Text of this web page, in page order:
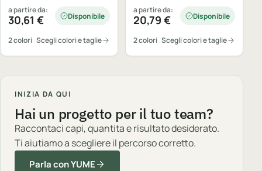
a partire da:
30,61 € Disponibile
2 colori Scegli colori e taglie
a partire da:
20,79 € Disponibile
2 colori Scegli colori e taglie
INIZIA DA QUI
Hai un progetto per il tuo team?
Raccontaci capi, quantita e risultato desiderato.
Ti aiutiamo a scegliere il percorso corretto.
Parla con YUME